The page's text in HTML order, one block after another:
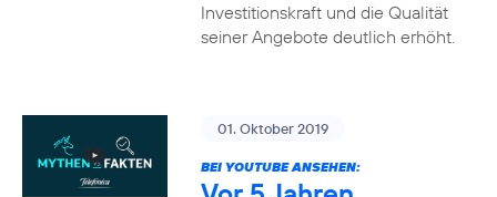
Investitionskraft und die Qualität
seiner Angebote deutlich erhöht.
01. Oktober 2019
BEI YOUTUBE ANSEHEN: